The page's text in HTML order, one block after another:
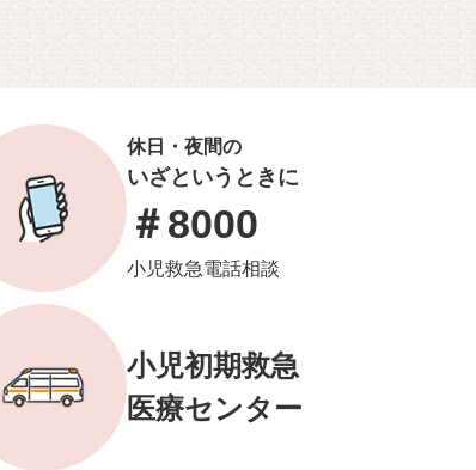
休日・夜間の
いざというときに
＃8000
小児救急電話相談
小児初期救急
医療センター